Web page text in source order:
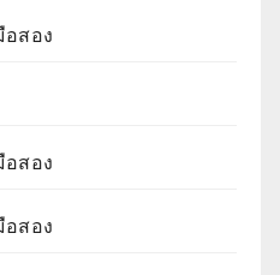
อสอง
อสอง
อสอง